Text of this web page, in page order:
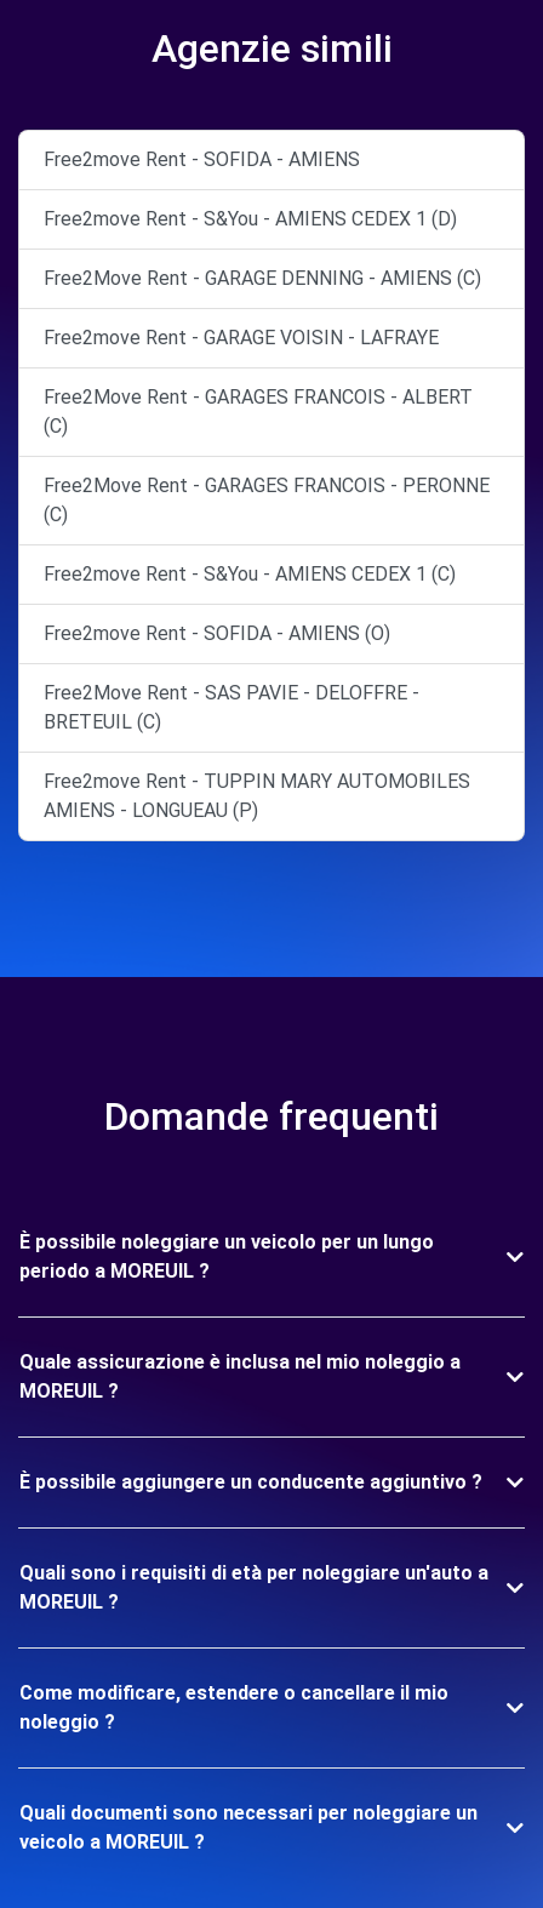
Agenzie simili
Free2move Rent - SOFIDA - AMIENS
Free2move Rent - S&You - AMIENS CEDEX 1 (D)
Free2Move Rent - GARAGE DENNING - AMIENS (C)
Free2move Rent - GARAGE VOISIN - LAFRAYE
Free2Move Rent - GARAGES FRANCOIS - ALBERT
(C)
Free2Move Rent - GARAGES FRANCOIS - PERONNE
(C)
Free2move Rent - S&You - AMIENS CEDEX 1 (C)
Free2move Rent - SOFIDA - AMIENS (O)
Free2Move Rent - SAS PAVIE - DELOFFRE -
BRETEUIL (C)
Free2move Rent - TUPPIN MARY AUTOMOBILES
AMIENS - LONGUEAU (P)
Domande frequenti
È possibile noleggiare un veicolo per un lungo
periodo a MOREUIL ?
Quale assicurazione è inclusa nel mio noleggio a
MOREUIL ?
È possibile aggiungere un conducente aggiuntivo ?
Quali sono i requisiti di età per noleggiare un'auto a
MOREUIL ?
Come modificare, estendere o cancellare il mio
noleggio ?
Quali documenti sono necessari per noleggiare un
veicolo a MOREUIL ?